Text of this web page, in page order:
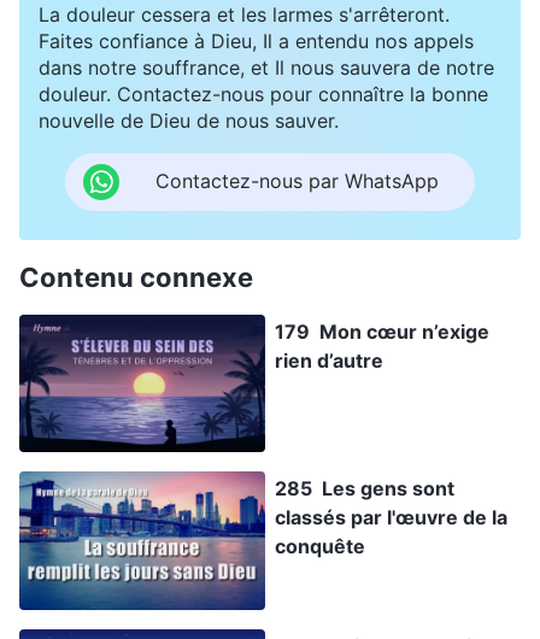
La douleur cessera et les larmes s'arrêteront.
Faites confiance à Dieu, Il a entendu nos appels
dans notre souffrance, et Il nous sauvera de notre
douleur. Contactez-nous pour connaître la bonne
nouvelle de Dieu de nous sauver.
Contactez-nous par WhatsApp
Contenu connexe
179 Mon cœur n’exige
rien d’autre
285 Les gens sont
classés par l'œuvre de la
conquête